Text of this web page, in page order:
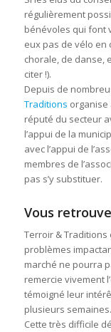
régulièrement
bénévoles qui font
eux pas de vélo en
chorale, de danse,
citer !).
Depuis de
Traditions organise
réputé du secteur
l’appui de la
avec l’appui de
membres de
pas s’y substituer.
Vous
Terroir & Traditions
problèmes
marché ne pourra
remercie vivement
témoigné leur
plusieurs semaines.
Cette très difficile